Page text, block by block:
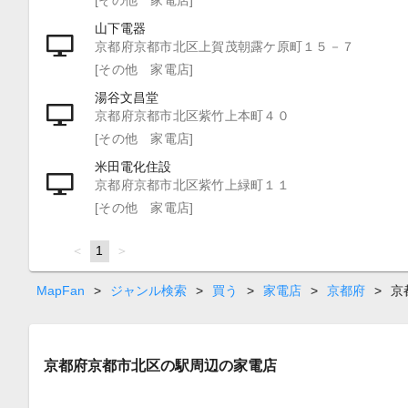
山下電器
京都府京都市北区上賀茂朝露ケ原町１５－７
[その他 家電店]
湯谷文昌堂
京都府京都市北区紫竹上本町４０
[その他 家電店]
米田電化住設
京都府京都市北区紫竹上緑町１１
[その他 家電店]
page
You're
on
page
1 page
MapFan > ジャンル検索 > 買う > 家電店 > 京都府 > 京
京都府京都市北区の駅周辺の家電店